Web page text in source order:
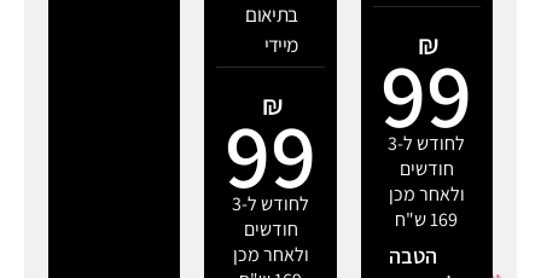
₪
99
לחודש ל-3
חודשים
ולאחר מכן
169 ש"ח
הטבה
בתיאום
מיידי
₪
99
לחודש ל-3
חודשים
ולאחר מכן